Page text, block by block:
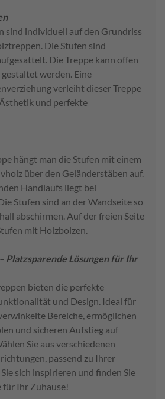
sind individuell auf den Grundriss
Die Stufen sind
Die Treppe kann offen
werden. Eine
verleiht dieser Treppe
und perfekte
hängt man die Stufen mit einem
über den Geländerstäben auf.
Handlaufs liegt bei
Stufen sind an der Wandseite so
abschirmen. Auf der freien Seite
mit Holzbolzen.
Platzsparende Lösungen für Ihr
bieten die perfekte
und Design. Ideal für
Bereiche, ermöglichen
und sicheren Aufstieg auf
Sie aus verschiedenen
passend zu Ihrer
sich inspirieren und finden Sie
für Ihr Zuhause!